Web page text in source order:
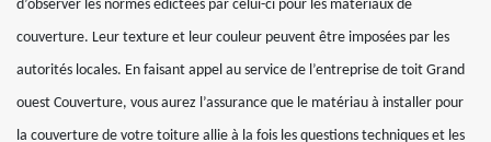
d’observer les normes édictées par celui-ci pour les matériaux de
couverture. Leur texture et leur couleur peuvent être imposées par les
autorités locales. En faisant appel au service de l’entreprise de toit Grand
ouest Couverture, vous aurez l’assurance que le matériau à installer pour
la couverture de votre toiture allie à la fois les questions techniques et les